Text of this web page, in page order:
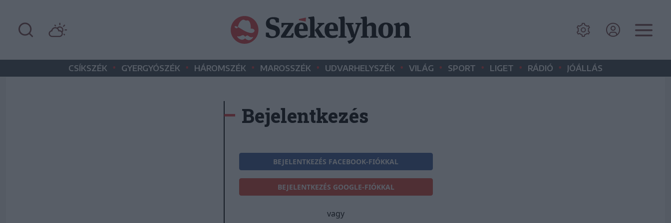
CSÍKSZÉK • GYERGYÓSZÉK • HÁROMSZÉK • MAROSSZÉK • UDVARHELYSZÉK • VILÁG • SPORT • LIGET • RÁDIÓ • JÓÁLLÁS
Bejelentkezés
BEJELENTKEZÉS FACEBOOK-FIÓKKAL
BEJELENTKEZÉS GOOGLE-FIÓKKAL
vagy